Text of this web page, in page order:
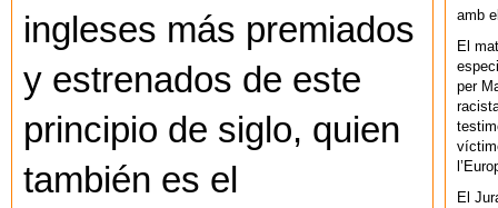
ingleses más premiados
y estrenados de este
principio de siglo, quien
también es el
amb
El
per
El